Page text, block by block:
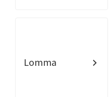
Lomma